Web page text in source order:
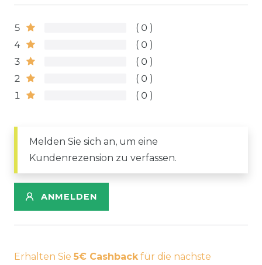
5
0
4
0
3
0
2
0
1
0
Melden Sie sich an, um eine
Kundenrezension zu verfassen.
ANMELDEN
Erhalten Sie 5€ Cashbackfür die nächste